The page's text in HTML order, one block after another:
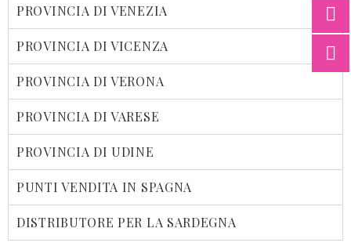
PROVINCIA DI VENEZIA
PROVINCIA DI VICENZA
PROVINCIA DI VERONA
PROVINCIA DI VARESE
PROVINCIA DI UDINE
PUNTI VENDITA IN SPAGNA
DISTRIBUTORE PER LA SARDEGNA